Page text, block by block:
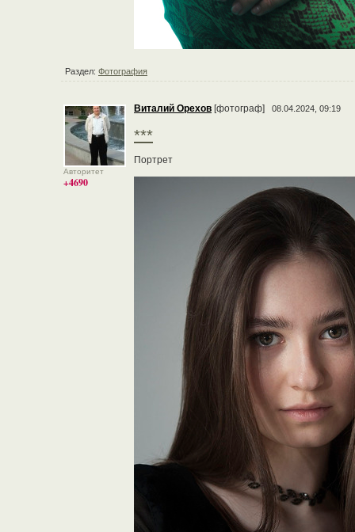
Раздел: Фотография
Авторитет
+4690
Виталий Орехов [фотограф] 08.04.2024, 09:19
***
Портрет